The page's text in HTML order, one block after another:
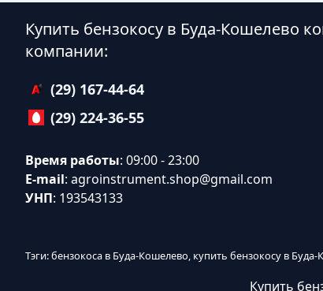
Купить бензокосу в Буда-Кошелево
компании:
(29) 167-44-64
(29) 224-36-55
Время работы: 09:00 - 23:00
E-mail: agroinstrument.shop@gmail.com
УНП: 193543133
Тэги: бензокоса в Буда-Кошелево, купить бензокосу в
Купить